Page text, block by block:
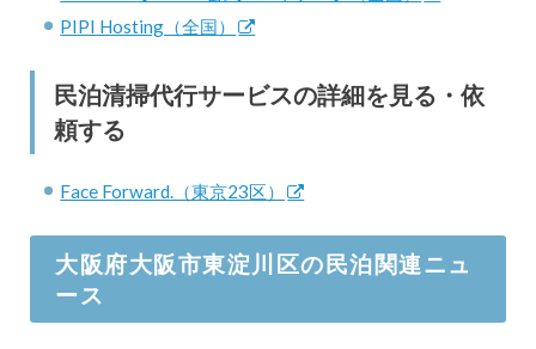
PIPI Hosting（全国）
民泊清掃代行サービスの詳細を見る・依
頼する
Face Forward.（東京23区）
大阪府大阪市東淀川区の民泊関連ニュ
ース